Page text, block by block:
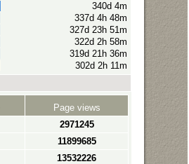
340d 4m
337d 4h 48m
327d 23h 51m
322d 2h 58m
319d 21h 36m
302d 2h 11m
Page views
2971245
11899685
13532226